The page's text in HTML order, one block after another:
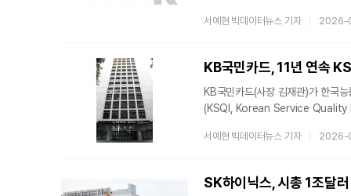
높은 금리인 연 3.80%에 판매한
투자자에게 적합한 상품이다. 비
발행사인 한국수출입은행
서예현 빅데이터뉴스 기자 2026-
KB국민카드, 11년 연속
KB국민카드(사장 김재관)가 한국
(KSQI, Korean Service Quality
한번 입증했다.27일 회사에 따르
상담 대기시간 단축과 상담 품질
서예현 빅데이터뉴스 기자 2026-
SK하이닉스, 시총 1조달